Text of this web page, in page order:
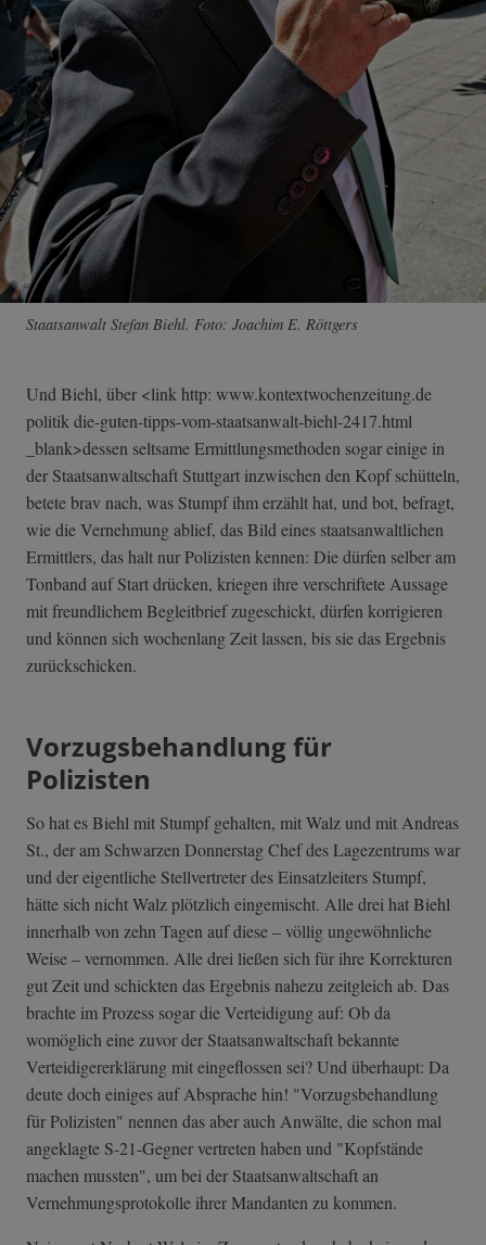
Staatsanwalt Stefan Biehl. Foto: Joachim E. Röttgers
Und Biehl, über <link http: www.kontextwochenzeitung.de
politik die-guten-tipps­-vom-staatsanwa­lt-biehl-2417.h­tml
_blank>dessen seltsame Ermittlungsmethoden sogar einige in
der Staatsanwaltschaft Stuttgart inzwischen den Kopf schütteln,
betete brav nach, was Stumpf ihm erzählt hat, und bot, befragt,
wie die Vernehmung ablief, das Bild eines staatsanwaltlichen
Ermittlers, das halt nur Polizisten kennen: Die dürfen selber am
Tonband auf Start drücken, kriegen ihre verschriftete Aussage
mit freundlichem Begleitbrief zugeschickt, dürfen korrigieren
und können sich wochenlang Zeit lassen, bis sie das Ergebnis
zurückschicken.
Vorzugsbehandlung für
Polizisten
So hat es Biehl mit Stumpf gehalten, mit Walz und mit Andreas
St., der am Schwarzen Donnerstag Chef des Lagezentrums war
und der eigentliche Stellvertreter des Einsatzleiters Stumpf,
hätte sich nicht Walz plötzlich eingemischt. Alle drei hat Biehl
innerhalb von zehn Tagen auf diese – völlig ungewöhnliche
Weise – vernommen. Alle drei ließen sich für ihre Korrekturen
gut Zeit und schickten das Ergebnis nahezu zeitgleich ab. Das
brachte im Prozess sogar die Verteidigung auf: Ob da
womöglich eine zuvor der Staatsanwaltschaft bekannte
Verteidigererklärung mit eingeflossen sei? Und überhaupt: Da
deute doch einiges auf Absprache hin! "Vorzugsbehandlung
für Polizisten" nennen das aber auch Anwälte, die schon mal
angeklagte S-21-Gegner vertreten haben und "Kopfstände
machen mussten", um bei der Staatsanwaltschaft an
Vernehmungsprotokolle ihrer Mandanten zu kommen.